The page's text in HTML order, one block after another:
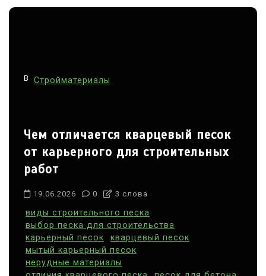
а
В Стройматериалы
Чем отличается кварцевый песок
от карьерного для строительных
работ
19.06.2026 0 3 слова
виды строительного песка
выбор песка для строительства
карьерный песок
кварцевый песок
мытый карьерный песок
нерудные материалы